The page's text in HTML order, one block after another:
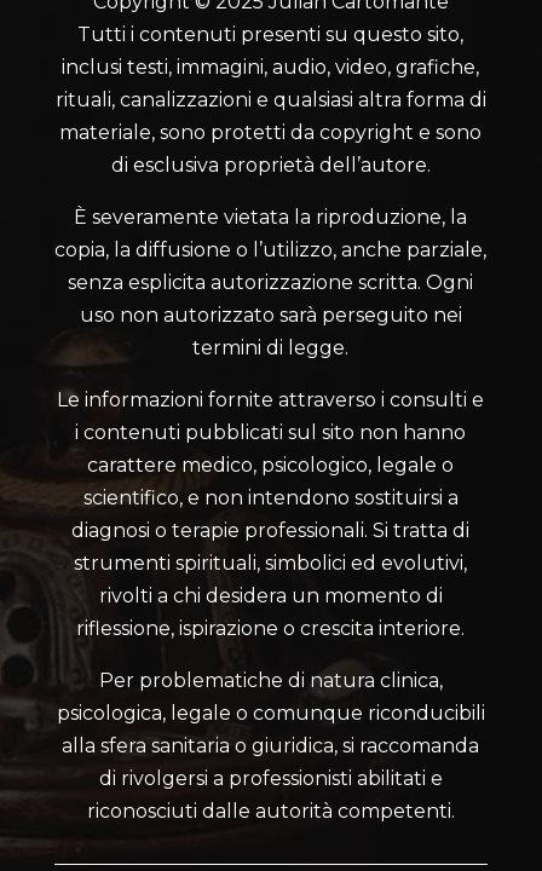
Tutti i contenuti presenti su questo sito,
inclusi testi, immagini, audio, video, grafiche,
rituali, canalizzazioni e qualsiasi altra forma di
materiale, sono protetti da copyright e sono
di esclusiva proprietà dell’autore.
È severamente vietata la riproduzione, la
copia, la diffusione o l’utilizzo, anche parziale,
senza esplicita autorizzazione scritta. Ogni
uso non autorizzato sarà perseguito nei
termini di legge.
Le informazioni fornite attraverso i consulti e
i contenuti pubblicati sul sito non hanno
carattere medico, psicologico, legale o
scientifico, e non intendono sostituirsi a
diagnosi o terapie professionali. Si tratta di
strumenti spirituali, simbolici ed evolutivi,
rivolti a chi desidera un momento di
riflessione, ispirazione o crescita interiore.
Per problematiche di natura clinica,
psicologica, legale o comunque riconducibili
alla sfera sanitaria o giuridica, si raccomanda
di rivolgersi a professionisti abilitati e
riconosciuti dalle autorità competenti.